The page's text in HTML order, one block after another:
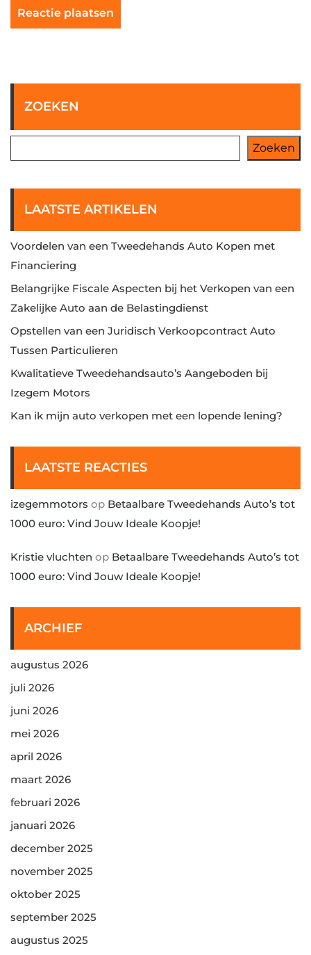
ZOEKEN
Zoeken
LAATSTE ARTIKELEN
Voordelen van een Tweedehands Auto Kopen met
Financiering
Belangrijke Fiscale Aspecten bij het Verkopen van een
Zakelijke Auto aan de Belastingdienst
Opstellen van een Juridisch Verkoopcontract Auto
Tussen Particulieren
Kwalitatieve Tweedehandsauto’s Aangeboden bij
Izegem Motors
Kan ik mijn auto verkopen met een lopende lening?
LAATSTE REACTIES
izegemmotors op Betaalbare Tweedehands Auto’s tot
1000 euro: Vind Jouw Ideale Koopje!
Kristie vluchten op Betaalbare Tweedehands Auto’s tot
1000 euro: Vind Jouw Ideale Koopje!
ARCHIEF
augustus 2026
juli 2026
juni 2026
mei 2026
april 2026
maart 2026
februari 2026
januari 2026
december 2025
november 2025
oktober 2025
september 2025
augustus 2025